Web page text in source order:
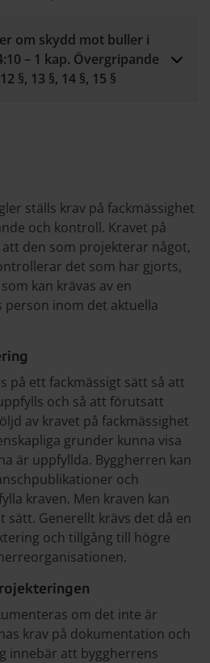
om skydd mot buller i
– 1 kap. Övergripande
§, 13 §, 14 §, 15 §
ställs krav på fackmässighet
och kontroll. Kravet på
den som projekterar något,
det som har gjorts,
kan krävas av en
person inom det aktuella
på ett fackmässigt sätt så att
och så att förutsatt
av kravet på fackmässighet
grunder kunna visa
är uppfyllda. Byggherren kan
och
kraven. Men kraven kan
sätt. Generellt krävs det då en
och tillgång till högre
om det inte är
krav på dokumentation och
innebär att byggherrens